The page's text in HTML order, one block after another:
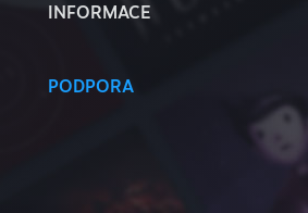
INFORMACE
PODPORA